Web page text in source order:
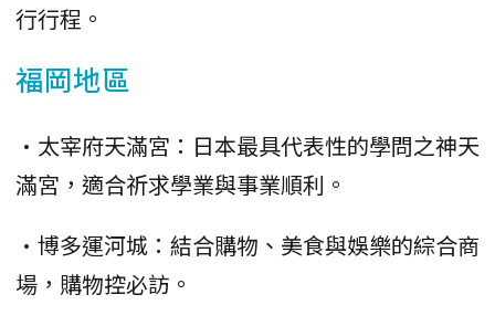
行行程。
福岡地區
•太宰府天滿宮：日本最具代表性的學問之神天
滿宮，適合祈求學業與事業順利。
•博多運河城：結合購物、美食與娛樂的綜合商
場，購物控必訪。